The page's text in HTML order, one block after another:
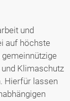
und
auf höchste
Klimaschutz
Hierfür lassen